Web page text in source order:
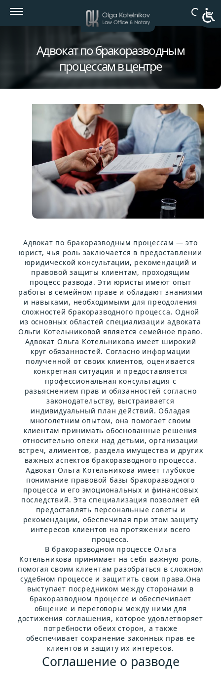
Адвокат по бракоразводным
процессам в центре
Адвокат по бракоразводным процессам — это
юрист, чья роль заключается в предоставлении
юридической консультации, рекомендаций и
правовой защиты клиентам, проходящим
процесс развода. Эти юристы имеют опыт
работы в семейном праве и обладают знаниями
и навыками, необходимыми для преодоления
сложностей бракоразводного процесса. Одной
из основных областей специализации адвоката
Ольги Котельниковой является семейное право.
Адвокат Ольга Котельникова имеет широкий
круг обязанностей. Согласно информации
полученной от своих клиентов, оценивается
конкретная ситуация и предоставляется
профессиональная консультация с
разьяснением прав и обязанностей согласно
законодательству, выстраивается
индивидуальный план действий. Обладая
многолетним опытом, она помогает своим
клиентам принимать обоснованные решения
относительно опеки над детьми, организации
встреч, алиментов, раздела имущества и других
важных аспектов бракоразводного процесса.
Адвокат Ольга Котельникова имеет глубокое
понимание правовой базы бракоразводного
процесса и его эмоциональных и финансовых
последствий. Эта специализация позволяет ей
предоставлять персональные советы и
рекомендации, обеспечивая при этом защиту
интересов клиентов на протяжении всего
процесса.
В бракоразводном процессе Ольга
Котельникова принимает на себя важную роль,
помогая своим клиентам разобраться в сложном
судебном процессе и защитить свои права.Она
выступает посредником между сторонами в
бракоразводном процессе и обеспечивает
общение и переговоры между ними для
достижения соглашения, которое удовлетворяет
потребности обеих сторон, а также
обеспечивает сохранение законных прав ее
клиентов и защиту их интересов.
Соглашение о разводе